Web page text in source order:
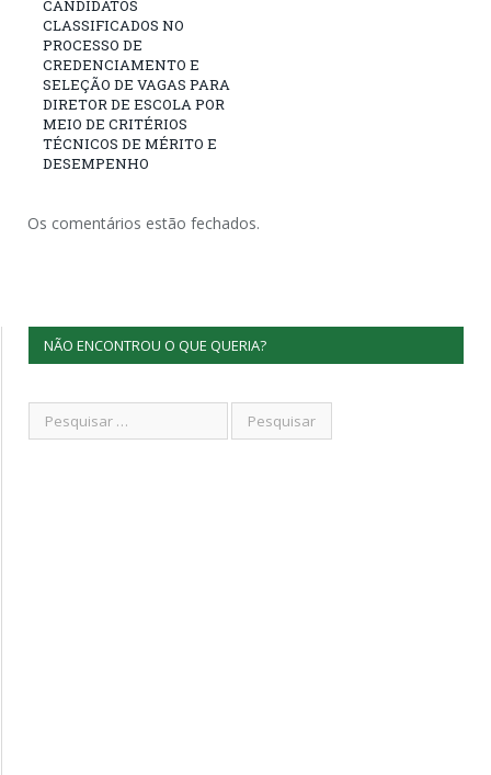
CANDIDATOS
CLASSIFICADOS NO
PROCESSO DE
CREDENCIAMENTO E
SELEÇÃO DE VAGAS PARA
DIRETOR DE ESCOLA POR
MEIO DE CRITÉRIOS
TÉCNICOS DE MÉRITO E
DESEMPENHO
Os comentários estão fechados.
NÃO ENCONTROU O QUE QUERIA?